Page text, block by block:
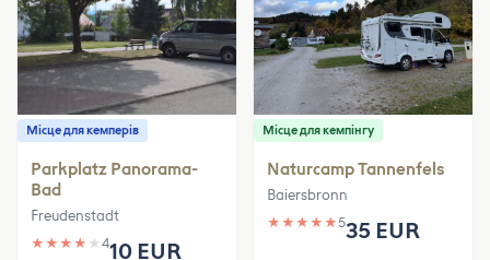
Місце для кемперів
Parkplatz Panorama-
Bad
Freudenstadt
★ ★ ★ ★ ★ 410 EUR
Місце для кемпінгу
Naturcamp Tannenfels
Baiersbronn
★ ★ ★ ★ ★535 EUR